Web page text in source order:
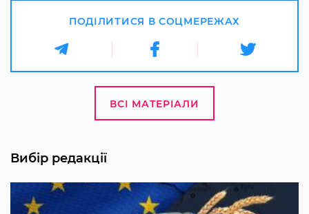
ПОДІЛИТИСЯ В СОЦМЕРЕЖАХ
ВСІ МАТЕРІАЛИ
Вибір редакції